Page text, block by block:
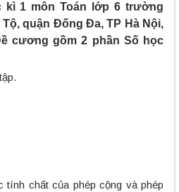
1 môn Toán lớp 6 trường
quận Đống Đa, TP Hà Nội,
cương gồm 2 phần Số học
tính chất của phép cộng và phép